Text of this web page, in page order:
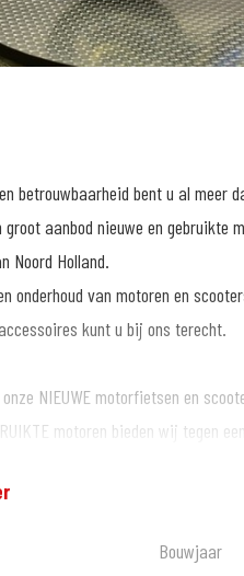
betrouwbaarheid bent u al meer
groot aanbod nieuwe en
Noord Holland.
onderhoud van motoren en
kunt u bij ons terecht.
NIEUWE motorfietsen en
motoren bieden wij tegen
alle merken is bij ons mogelijk,
Bouwjaar